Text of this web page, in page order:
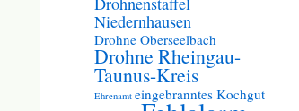
Niedernhausen
Drohne Oberseelbach
Drohne Rheingau-
Taunus-Kreis
Ehrenamt eingebranntes Kochgut